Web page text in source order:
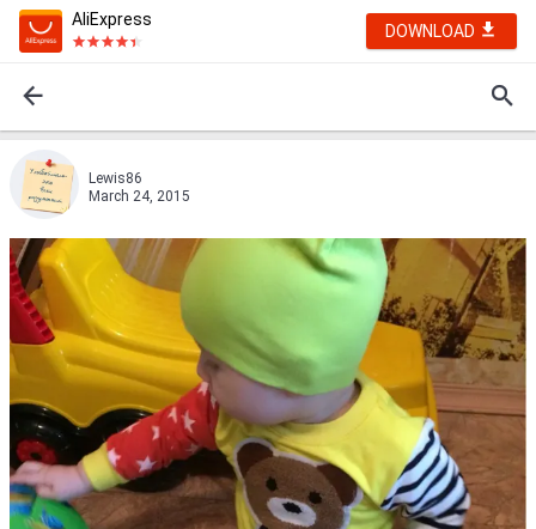
AliExpress
DOWNLOAD
Lewis86
March 24, 2015